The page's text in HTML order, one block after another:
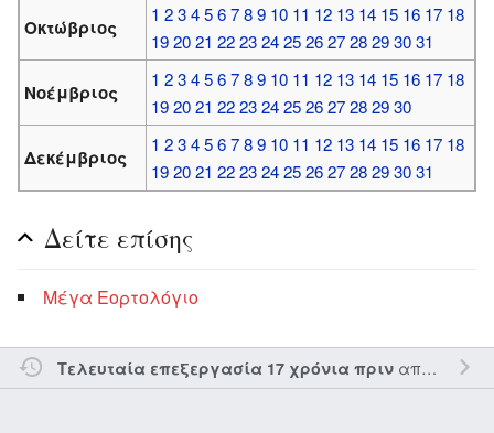
Οκτώβριος
1 23456789 10 11 12 13 14 15 16 17 18
192021 22232425262728293031
Νοέμβριος
1 23456789 10 11 12 13 14 15 16 17 18
192021 222324252627282930
Δεκέμβριος
1 23456789 10 11 12 13 14 15 16 17 18
192021 22232425262728293031
Δείτε επίσης
Μέγα Εορτολόγιο
Τελευταία επεξεργασία 17 χρόνια πριναπό τον την